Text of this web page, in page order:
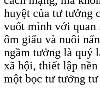
huyệt của tư tưởng
vuốt mình với quan
ôm giấu và nuôi
ngầm tưởng là quý
xã hội, thiết lập
một bọc tư tưởng